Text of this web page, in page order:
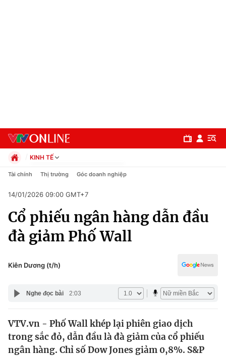
Chuyên mục
Chính trị
Pháp luật
Thế giới
KINH TẾ
Chính trị
Pháp luật
Kinh tế
Thể thao
Truyền hình
Y tế
Công nghệ
Tài chính Thị trường Góc doanh nghiệp
14/01/2026 09:00 GMT+7
Cổ phiếu ngân hàng dẫn đầu
đà giảm Phố Wall
Kiên Dương (t/h)
Nghe đọc bài 2:03
VTV.vn - Phố Wall khép lại phiên giao dịch
trong sắc đỏ, dẫn đầu là đà giảm của cổ phiếu
ngân hàng. Chỉ số Dow Jones giảm 0,8%. S&P